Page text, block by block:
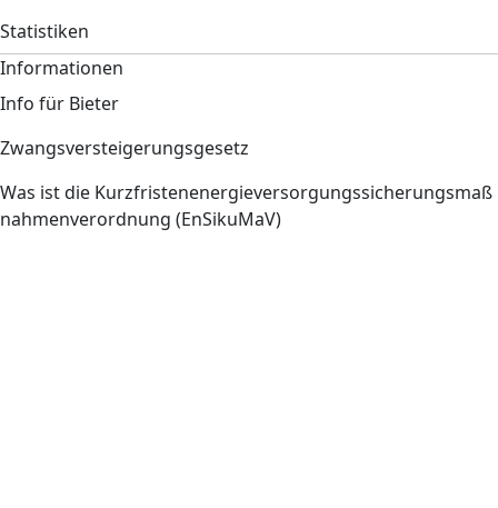
Statistiken
Informationen
Info für Bieter
Zwangsversteigerungsgesetz
Was ist die Kurzfristenenergieversorgungssicherungsmaß
nahmenverordnung (EnSikuMaV)